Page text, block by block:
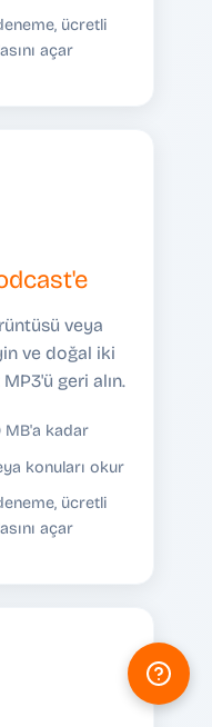
ücretli
açar
veya
ve doğal iki
geri alın.
MB'a kadar
konuları okur
ücretli
açar